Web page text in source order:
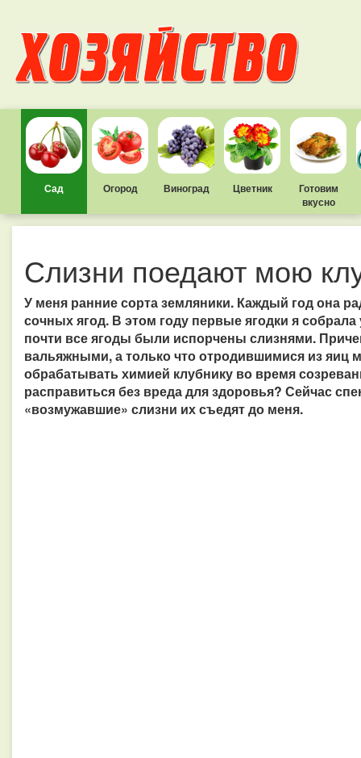
Сад Огород Виноград Цветник
Готовим
вкусно
Слизни поедают мою
У меня ранние сорта земляники. Каждый год она
сочных ягод. В этом году первые ягодки я
почти все ягоды были испорчены слизнями.
вальяжными, а только что отродившимися из яиц
обрабатывать химией клубнику во время
расправиться без вреда для здоровья? Сейчас
«возмужавшие» слизни их съедят до меня.